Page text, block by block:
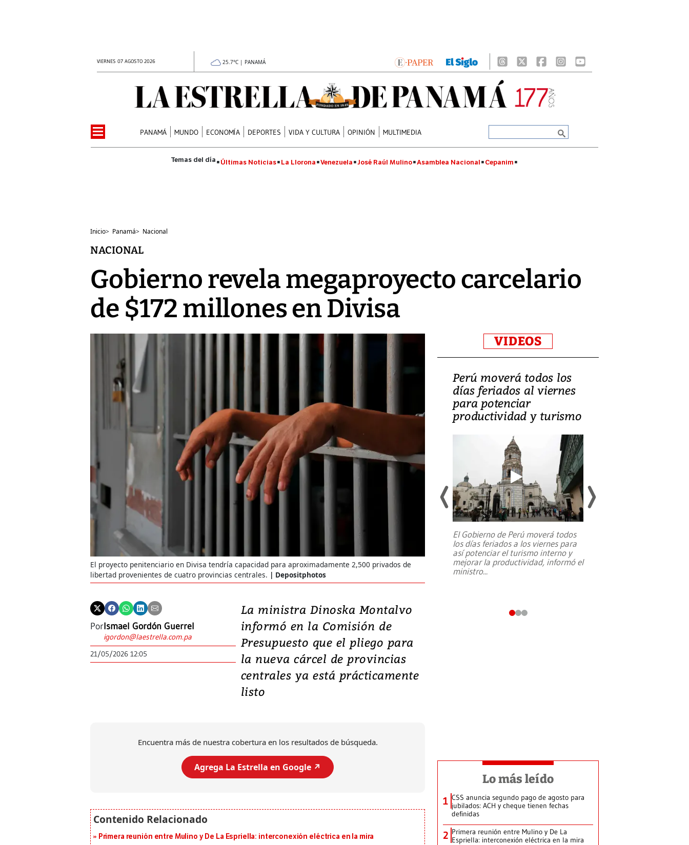
VIERNES 07 AGOSTO 2026 25.7°C | PANAMÁ
PANAMÁ MUNDO ECONOMÍA DEPORTES VIDA Y CULTURA OPINIÓN MULTIMEDIA
Últimas Noticias La Llorona Venezuela José Raúl Mulino Asamblea Nacional Cepanim
Inicio> Panamá> Nacional
NACIONAL
Gobierno revela megaproyecto carcelario
de $172 millones en Divisa
El proyecto penitenciario en Divisa tendría capacidad para aproximadamente 2,500 privados de
libertad provenientes de cuatro provincias centrales.
Depositphotos
PorIsmael Gordón Guerrel
igordon@laestrella.com.pa
21/05/2026 12:05
La ministra Dinoska Montalvo
informó en la Comisión de
Presupuesto que el pliego para
la nueva cárcel de provincias
centrales ya está prácticamente
listo
Encuentra más de nuestra cobertura en los resultados de búsqueda.
Agrega La Estrella en Google ↗️
Primera reunión entre Mulino y De La Espriella: interconexión eléctrica en la mira
VIDEOS
Video: Lula lanza su
candidatura con
promesas de inversión
en defensa, educación y
tierras raras
Entre recuerdos y escuetas
referencias hacia sus adversarios, el
presidente de Brasil, Luiz Inácio Lula
da Silva, oficializó este domingo su
candidatura...
Perú moverá todos los
días feriados al viernes
para potenciar
productividad y turismo
El Gobierno de Perú moverá todos
los días feriados a los viernes para
así potenciar el turismo interno y
mejorar la productividad, informó el
ministro...
Lo más leído
1 CSS anuncia segundo pago de agosto para
jubilados: ACH y cheque tienen fechas
definidas
2 Primera reunión entre Mulino y De La
Espriella: interconexión eléctrica en la mira